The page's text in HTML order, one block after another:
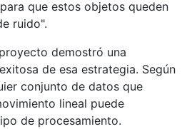
que estos objetos queden
ruido".
demostró una
de esa estrategia. Según
conjunto de datos que
lineal puede
de procesamiento.